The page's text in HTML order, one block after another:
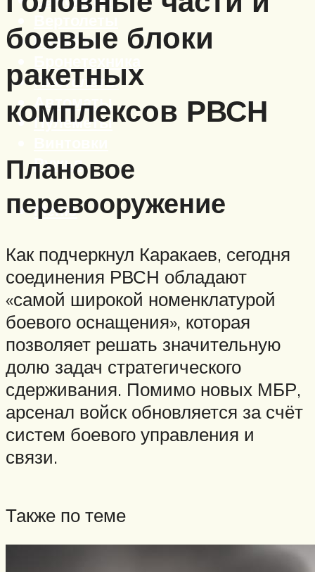
Корабли
Пистолеты
Автоматы
Пулеметы
Ружья
Меню
боевые блоки
ракетных
комплексов РВСН
Плановое
перевооружение
Как подчеркнул Каракаев, сегодня
соединения РВСН обладают
«самой широкой номенклатурой
боевого оснащения», которая
позволяет решать значительную
долю задач стратегического
сдерживания. Помимо новых МБР,
арсенал войск обновляется за счёт
систем боевого управления и
связи.
Также по теме